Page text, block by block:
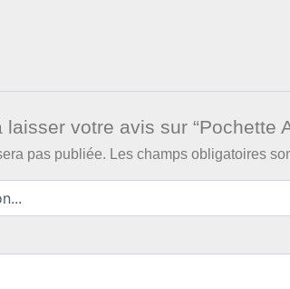
votre avis sur “Pochette
pas publiée. Les champs obligatoires